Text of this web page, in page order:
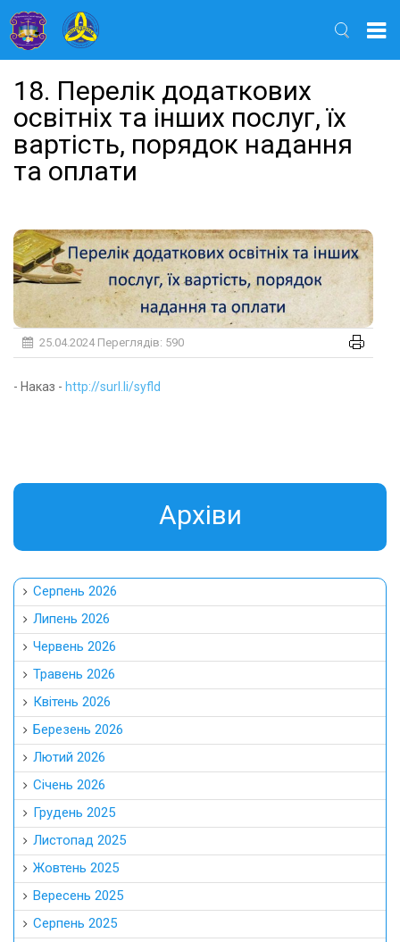
18. Перелік додаткових
освітніх та інших послуг, їх
вартість, порядок надання
та оплати
25.04.2024Переглядів: 590
- Наказ - http://surl.li/syfld
Aрхіви
Серпень 2026
Липень 2026
Червень 2026
Травень 2026
Квітень 2026
Березень 2026
Лютий 2026
Січень 2026
Грудень 2025
Листопад 2025
Жовтень 2025
Вересень 2025
Серпень 2025